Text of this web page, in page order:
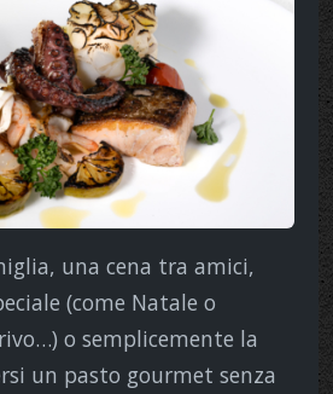
una cena tra amici,
(come Natale o
o semplicemente la
un pasto gourmet senza